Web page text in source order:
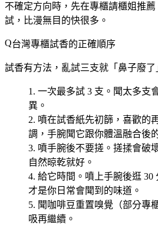
不確定方向時，先在專櫃請櫃姐推薦
試，比漫無目的快很多。
台灣專櫃試香的正確順序
試香有方法，亂試三支就「鼻子廢了
一次最多試 3 支 。聞太多支
異。
噴在試香紙先初篩 ，喜歡的
調，手腕聞它跟你體溫融合後
噴手腕後不要搓 。搓揉會破
自然晾乾就好。
給它時間 。噴上手腕後逛
才是你日常會聞到的味道。
聞咖啡豆重置嗅覺 （部分專
吸再繼續。